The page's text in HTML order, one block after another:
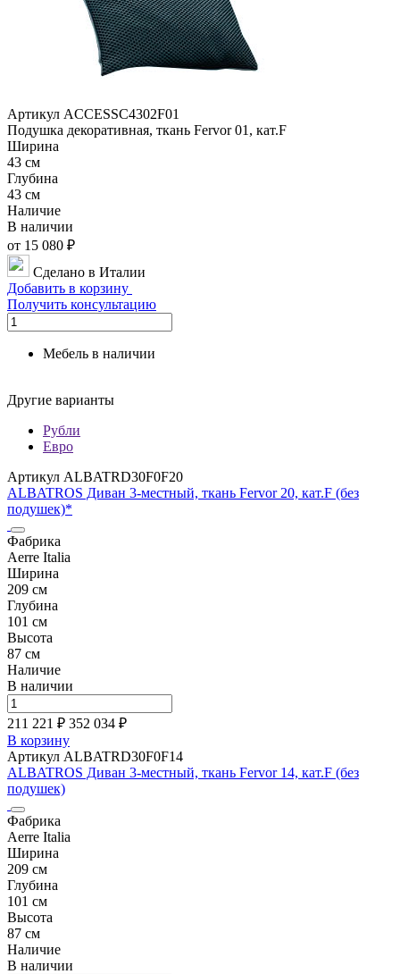
Артикул ACCESSC4302F01
Подушка декоративная, ткань Fervor 01, кат.F
Ширина
43 см
Глубина
43 см
Наличие
В наличии
от 15 080 ₽
Сделано в Италии
Добавить в корзину
Получить консультацию
Мебель в наличии
Другие варианты
Рубли
Евро
Артикул ALBATRD30F0F20
ALBATROS Диван 3-местный, ткань Fervor 20, кат.F (без
подушек)*
Фабрика
Aerre Italia
Ширина
209 см
Глубина
101 см
Высота
87 см
Наличие
В наличии
211 221 ₽ 352 034 ₽
В корзину
Артикул ALBATRD30F0F14
ALBATROS Диван 3-местный, ткань Fervor 14, кат.F (без
подушек)
Фабрика
Aerre Italia
Ширина
209 см
Глубина
101 см
Высота
87 см
Наличие
В наличии